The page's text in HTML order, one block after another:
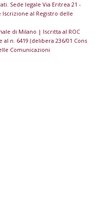
Sede legale Via Eritrea 21 -
Iscrizione al Registro delle
di Milano | Iscritta al ROC
n. 6419 (delibera 236/01 Cons
Comunicazioni